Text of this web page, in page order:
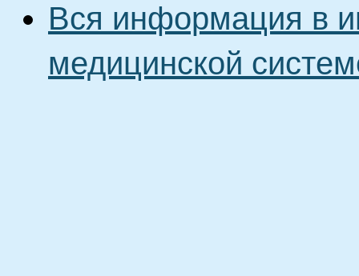
Вся информация в
медицинской